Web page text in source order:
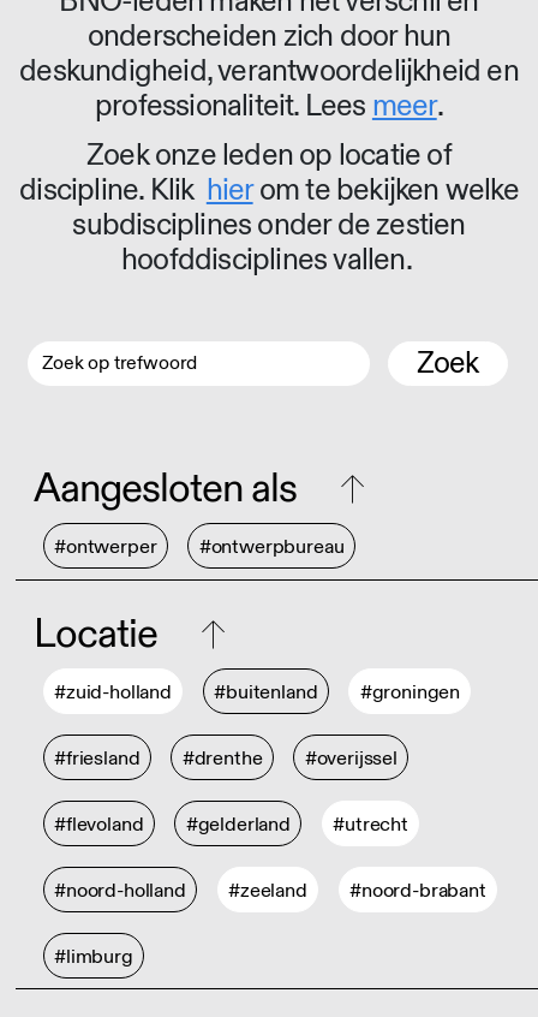
onderscheiden zich door hun
deskundigheid, verantwoordelijkheid en
professionaliteit. Lees meer.
Zoek onze leden op locatie of
discipline. Klik hierom te bekijken welke
subdisciplines onder de zestien
hoofddisciplines vallen.
Zoek
Aangesloten als
#ontwerper #ontwerpbureau
Locatie
#zuid-holland #buitenland #groningen
#friesland #drenthe #overijssel
#flevoland #gelderland #utrecht
#noord-holland #zeeland #noord-brabant
#limburg